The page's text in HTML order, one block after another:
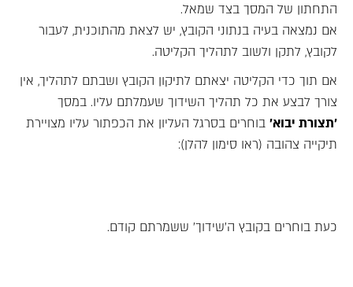
התחתון של המסך בצד שמאל.
אם נמצאה בעיה בנתוני הקובץ, יש לצאת מהתוכנית, לעבור
לקובץ, לתקן ולשוב לתהליך הקליטה.
אם תוך כדי הקליטה יצאתם לתיקון הקובץ ושבתם לתהליך, אין
צורך לבצע את כל תהליך השידוך שעמלתם עליו. במסך
'תצורת יבוא' בוחרים בסרגל העליון את הכפתור עליו מצויירת
תיקייה צהובה (ראו סימון להלן):
כעת בוחרים בקובץ ה'שידוך' ששמרתם קודם.